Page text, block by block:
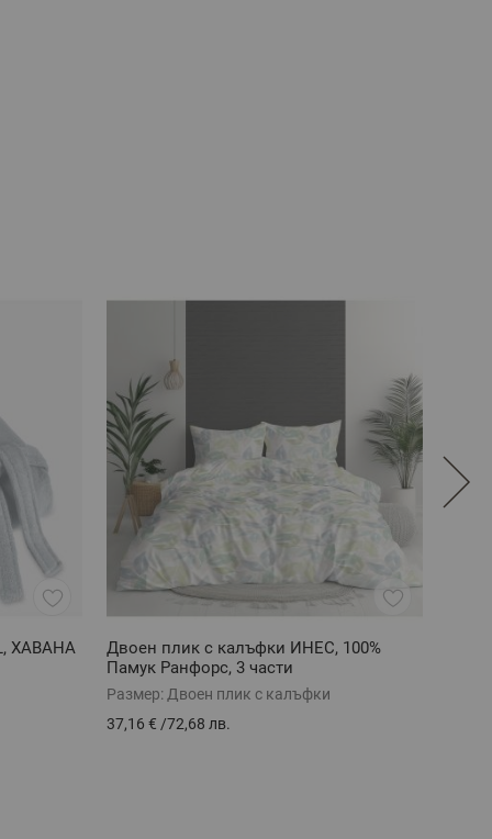
ХАВАНА
Двоен плик с калъфки ИНЕС, 100%
Памук Ранфорс, 3 части
Размер: Двоен плик с калъфки
37,16 € /72,68 лв.